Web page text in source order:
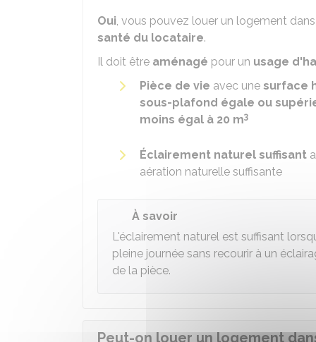
Oui, vous pouvez louer un logement
santé du locataire.
Il doit être aménagé pour un usage
Pièce de vie avec une surface
sous-plafond égale ou
moins égal à 20 m3
Éclairement naturel suffisant
aération naturelle suffisante
À savoir
L'éclairement naturel est suffisant
pleine journée sans recourir à un
de la pièce.
Peut-on louer un logement